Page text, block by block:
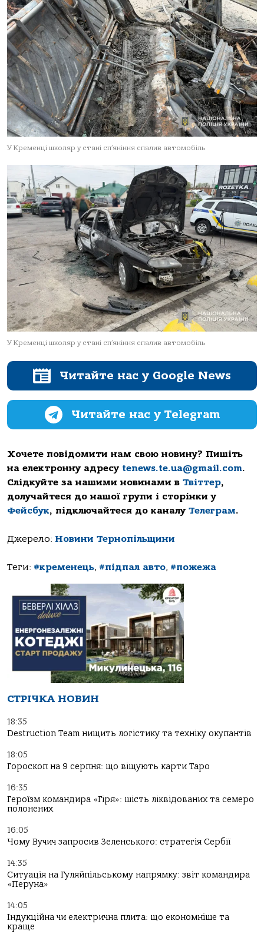
У Кременці школяр у стані сп’яніння спалив автомобіль
У Кременці школяр у стані сп’яніння спалив автомобіль
Читайте нас у Google News
Читайте нас у Telegram
Хочете повідомити нам свою новину? Пишіть
на електронну адресу tenews.te.ua@gmail.com.
Слідкуйте за нашими новинами в Твіттер,
долучайтеся до нашої групи і сторінки у
Фейсбук, підключайтеся до каналу Телеграм.
Джерело: Новини Тернопільщини
Теги: #кременець, #підпал авто, #пожежа
СТРІЧКА НОВИН
18:35
Destruction Team нищить логістику та техніку окупантів
18:05
Гороскоп на 9 серпня: що віщують карти Таро
16:35
Героїзм командира «Гіря»: шість ліквідованих та семеро
полонених
16:05
Чому Вучич запросив Зеленського: стратегія Сербії
14:35
Ситуація на Гуляйпільському напрямку: звіт командира
«Перуна»
14:05
Індукційна чи електрична плита: що економніше та
краще